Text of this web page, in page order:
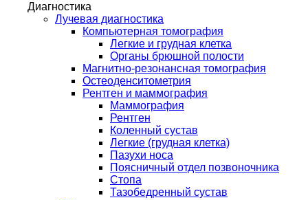
Диагностика
Лучевая диагностика
Компьютерная томография
Легкие и грудная клетка
Органы брюшной полости
Магнитно-резонансная томография
Остеоденситометрия
Рентген и маммография
Маммография
Рентген
Коленный сустав
Легкие (грудная клетка)
Пазухи носа
Поясничный отдел позвоночника
Стопа
Тазобедренный сустав